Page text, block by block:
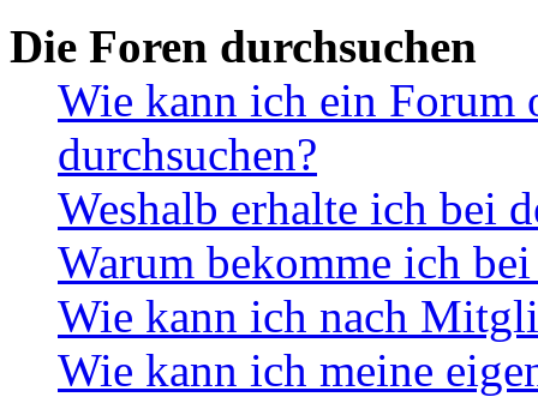
Die Foren durchsuchen
Wie kann ich ein Forum
durchsuchen?
Weshalb erhalte ich bei
Warum bekomme ich
Wie kann ich nach
Wie kann ich meine